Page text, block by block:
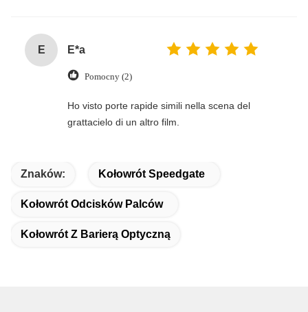
E E*a
Pomocny (2)
Ho visto porte rapide simili nella scena del
grattacielo di un altro film.
Znaków: Kołowrót Speedgate
Kołowrót Odcisków Palców
Kołowrót Z Barierą Optyczną